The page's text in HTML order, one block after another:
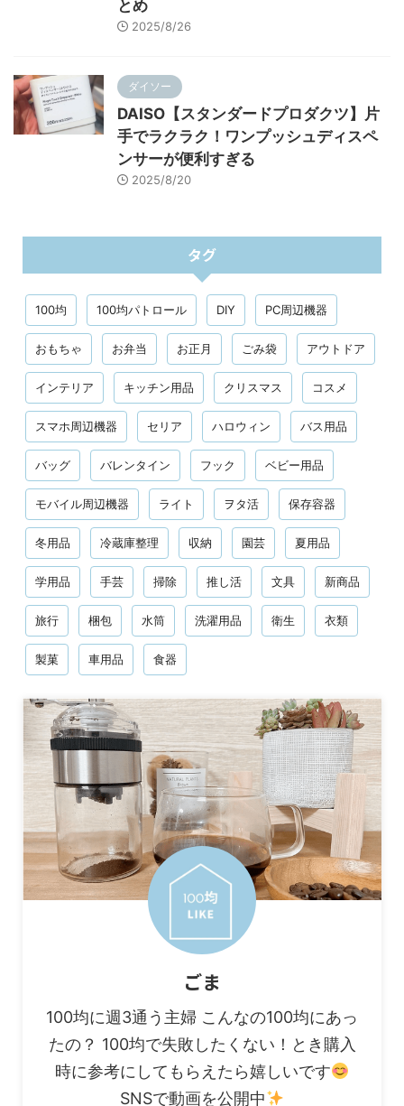
とめ
2025/8/26
ダイソー
DAISO【スタンダードプロダクツ】片
手でラクラク！ワンプッシュディスペ
ンサーが便利すぎる
2025/8/20
タグ
100均 100均パトロール DIY PC周辺機器
おもちゃ お弁当 お正月 ごみ袋 アウトドア
インテリア キッチン用品 クリスマス コスメ
スマホ周辺機器 セリア ハロウィン バス用品
バッグ バレンタイン フック ベビー用品
モバイル周辺機器 ライト ヲタ活 保存容器
冬用品 冷蔵庫整理 収納 園芸 夏用品
学用品 手芸 掃除 推し活 文具 新商品
旅行 梱包 水筒 洗濯用品 衛生 衣類
製菓 車用品 食器
ごま
100均に週3通う主婦 こんなの100均にあっ
たの？ 100均で失敗したくない！とき購入
時に参考にしてもらえたら嬉しいです
SNSで動画を公開中